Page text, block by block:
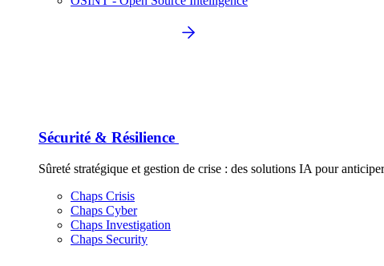
Sécurité & Résilience
Sûreté stratégique et gestion de crise : des solutions IA pour
Chaps Crisis
Chaps Cyber
Chaps Investigation
Chaps Security